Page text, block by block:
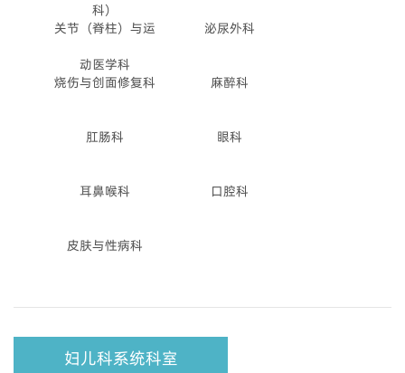
科）
关节（脊柱）与运
动医学科
泌尿外科
烧伤与创面修复科 麻醉科
肛肠科 眼科
耳鼻喉科 口腔科
皮肤与性病科
妇儿科系统科室